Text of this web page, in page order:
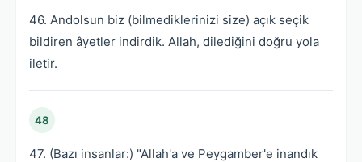
46. Andolsun biz (bilmediklerinizi size) açık seçik
bildiren âyetler indirdik. Allah, dilediğini doğru yola
iletir.
48
47. (Bazı insanlar:) "Allah'a ve Peygamber'e inandık